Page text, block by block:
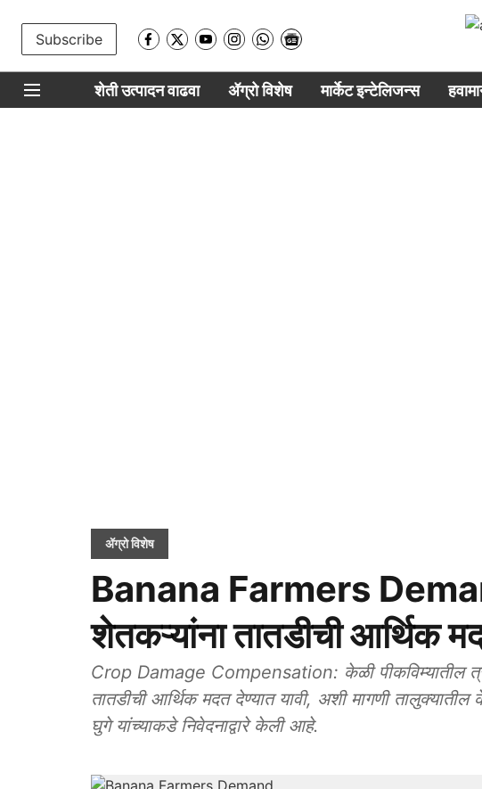
Subscribe
शेती उत्पादन वाढवा ॲग्रो विशेष मार्केट इन्टेलिजन्स
ॲग्रो विशेष
Banana Farmers
शेतकऱ्यांना तातडीची आर्थिक
Crop Damage Compensation: केळी पीकविम्यातील
तातडीची आर्थिक मदत देण्यात यावी, अशी मागणी तालुक्यातील
घुगे यांच्याकडे निवेदनाद्वारे केली आहे.